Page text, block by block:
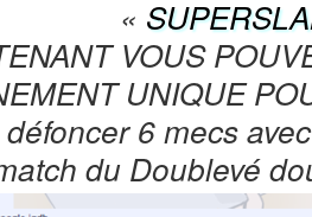
«
VOUS
UNIQUE
6 mecs
du Doublevé